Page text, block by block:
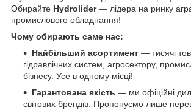
Обирайте Hydrolider— лідера на ринку
промислового обладнання!
Чому обирають саме нас:
Найбільший асортимент — тисячі
гідравлічних систем, агросектору,
бізнесу. Усе в одному місці!
Гарантована якість — ми офіційні
світових брендів. Пропонуємо лише